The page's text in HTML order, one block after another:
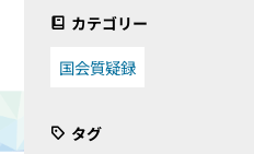
カテゴリー
国会質疑録
タグ